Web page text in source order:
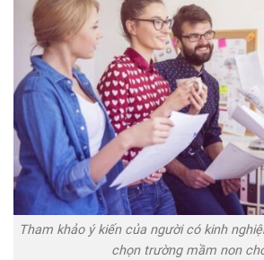
Tham khảo ý kiến của người có kinh
chọn trường mầm non